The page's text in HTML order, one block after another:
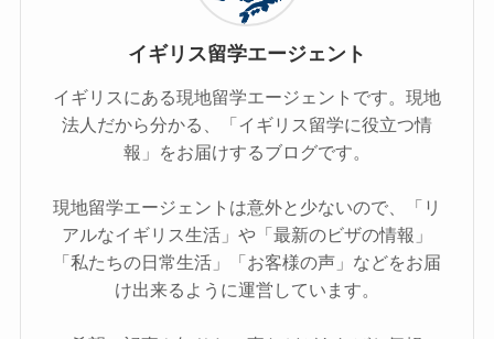
イギリス留学エージェント
イギリスにある現地留学エージェントです。現地
法人だから分かる、「イギリス留学に役立つ情
報」をお届けするブログです。
現地留学エージェントは意外と少ないので、「リ
アルなイギリス生活」や「最新のビザの情報」
「私たちの日常生活」「お客様の声」などをお届
け出来るように運営しています。